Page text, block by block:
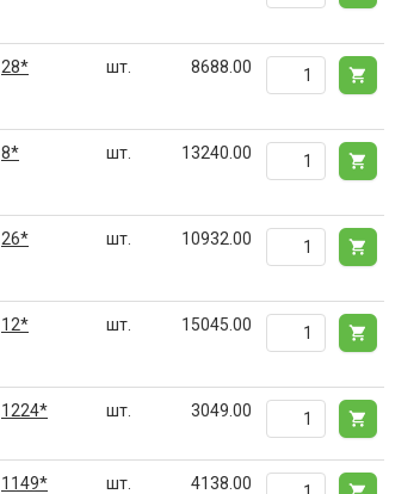
28* шт. 8688.00
8* шт. 13240.00
26* шт. 10932.00
12* шт. 15045.00
1224* шт. 3049.00
1149* шт. 4138.00